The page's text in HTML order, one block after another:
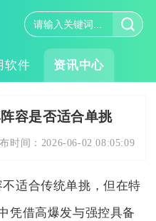
软件 资讯中心
容是否适合单挑
时间： 2026-06-02 08:05:09
适合传统单挑，但在特
凭借高爆发与强控具备